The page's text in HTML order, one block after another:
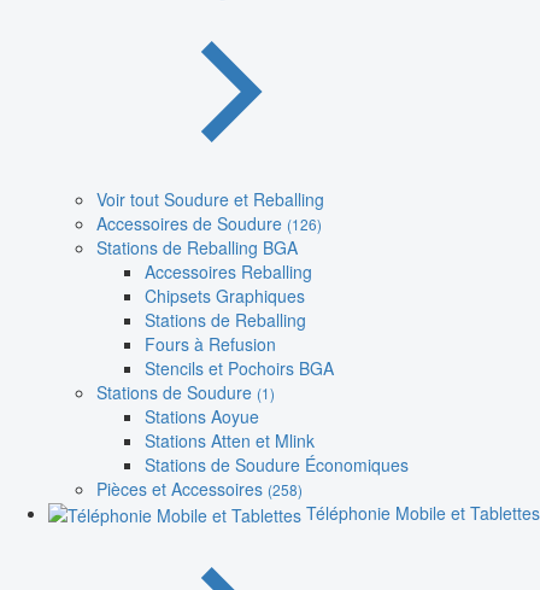
Voir tout Soudure et Reballing
Accessoires de Soudure (126)
Stations de Reballing BGA
Accessoires Reballing
Chipsets Graphiques
Stations de Reballing
Fours à Refusion
Stencils et Pochoirs BGA
Stations de Soudure (1)
Stations Aoyue
Stations Atten et Mlink
Stations de Soudure Économiques
Pièces et Accessoires (258)
Téléphonie Mobile et Tablettes